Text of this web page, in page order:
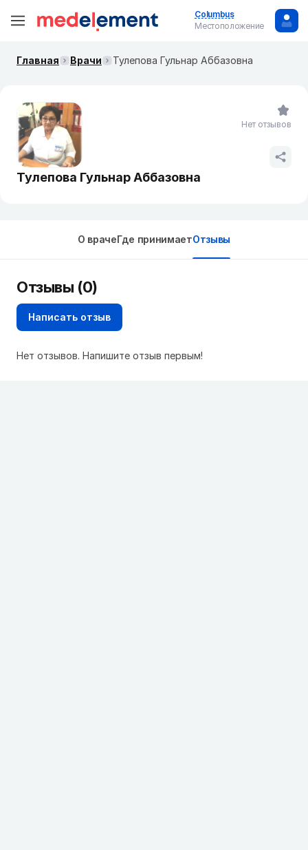
Columbus
Местоположение
Главная Врачи Тулепова Гульнар Аббазовна
Тулепова Гульнар Аббазовна
Нет отзывов
О врачеГде принимаетОтзывы
Отзывы (0)
Написать отзыв
Нет отзывов. Напишите отзыв первым!